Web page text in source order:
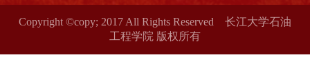
Copyright ©copy; 2017 All Rights Reserved 长江大学石油
工程学院 版权所有